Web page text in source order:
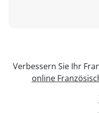
Verbessern Sie Ihr
online